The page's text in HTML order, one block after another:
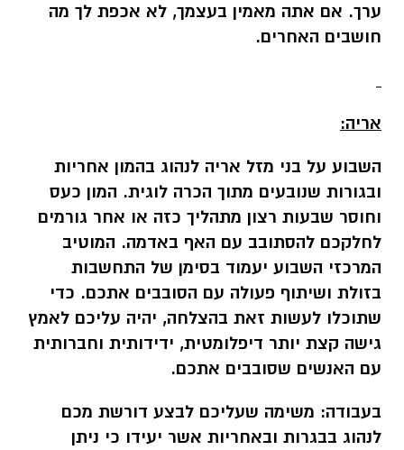
ערך. אם אתה מאמין בעצמך, לא אכפת לך מה
חושבים האחרים.
אריה:
השבוע על בני מזל אריה לנהוג בהמון אחריות
ובגורות שנובעים מתוך הכרה לוגית. המון כעס
וחוסר שבעות רצון מתהליך כזה או אחר גורמים
לחלקכם להסתובב עם האף באדמה. המוטיב
המרכזי השבוע יעמוד בסימן של התחשבות
בזולת ושיתוף פעולה עם הסובבים אתכם. כדי
שתוכלו לעשות זאת בהצלחה, יהיה עליכם לאמץ
גישה קצת יותר דיפלומטית, ידידותית וחברותית
עם האנשים שסובבים אתכם.
בעבודה: משימה שעליכם לבצע דורשת מכם
לנהוג בבגרות ובאחריות אשר יעידו כי ניתן